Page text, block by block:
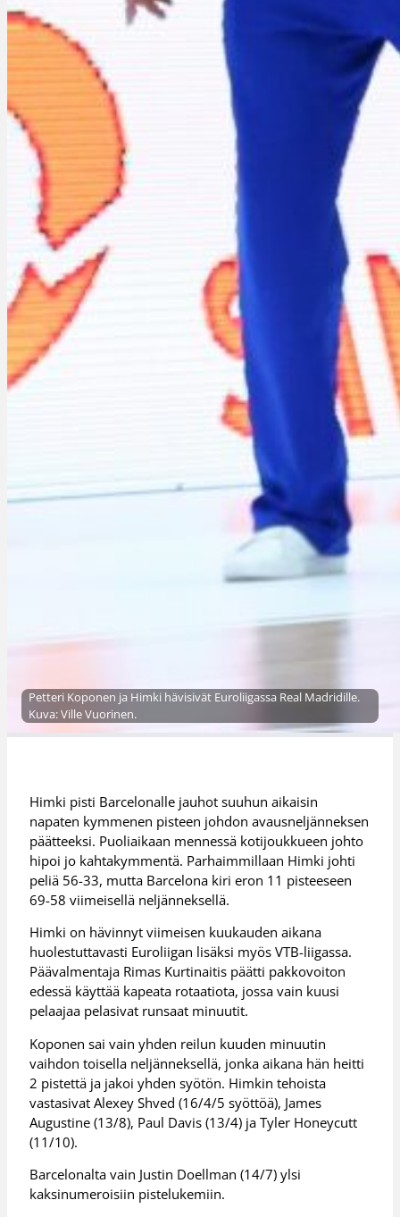
Petteri Koponen ja Himki hävisivät Euroliigassa Real Madridille.
Kuva: Ville Vuorinen.
Himki pisti Barcelonalle jauhot suuhun aikaisin
napaten kymmenen pisteen johdon avausneljänneksen
päätteeksi. Puoliaikaan mennessä kotijoukkueen johto
hipoi jo kahtakymmentä. Parhaimmillaan Himki johti
peliä 56-33, mutta Barcelona kiri eron 11 pisteeseen
69-58 viimeisellä neljänneksellä.
Himki on hävinnyt viimeisen kuukauden aikana
huolestuttavasti Euroliigan lisäksi myös VTB-liigassa.
Päävalmentaja Rimas Kurtinaitis päätti pakkovoiton
edessä käyttää kapeata rotaatiota, jossa vain kuusi
pelaajaa pelasivat runsaat minuutit.
Koponen sai vain yhden reilun kuuden minuutin
vaihdon toisella neljänneksellä, jonka aikana hän heitti
2 pistettä ja jakoi yhden syötön. Himkin tehoista
vastasivat Alexey Shved (16/4/5 syöttöä), James
Augustine (13/8), Paul Davis (13/4) ja Tyler Honeycutt
(11/10).
Barcelonalta vain Justin Doellman (14/7) ylsi
kaksinumeroisiin pistelukemiin.